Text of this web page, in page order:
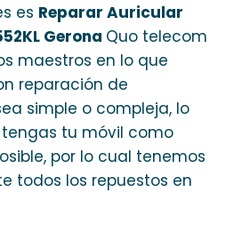
es Reparar Auricular
Gerona Quo telecom
maestros en lo que
reparación de
simple o compleja, lo
tu móvil como
por lo cual tenemos
todos los repuestos en